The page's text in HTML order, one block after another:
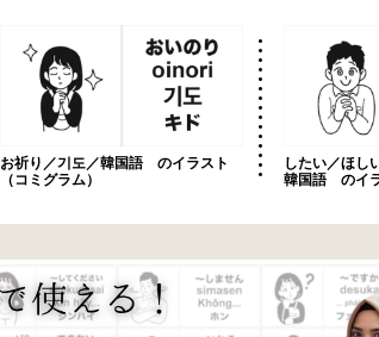
お祈り／기도／韓国語 のイラスト
（コミグラム）
したい／ほし
韓国語 のイラ